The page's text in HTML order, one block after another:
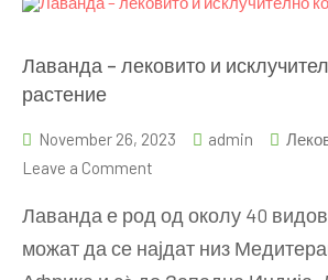
Лаванда – лековито и
растение
November 26, 2023 admin
Leave a Comment
–
лековито
Лаванда е род од околу 40
можат да се најдат низ